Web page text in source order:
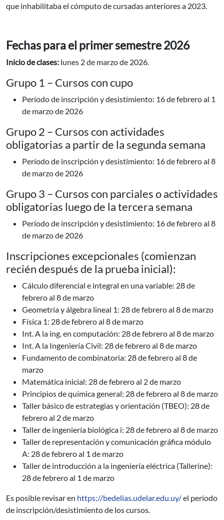
que inhabilitaba el cómputo de cursadas anteriores a 2023.
Fechas para el primer semestre 2026
Inicio de clases: lunes 2 de marzo de 2026.
Grupo 1 – Cursos con cupo
Período de inscripción y desistimiento: 16 de febrero al 1
de marzo de 2026
Grupo 2 – Cursos con actividades
obligatorias a partir de la segunda semana
Período de inscripción y desistimiento: 16 de febrero al 8
de marzo de 2026
Grupo 3 – Cursos con parciales o actividades
obligatorias luego de la tercera semana
Período de inscripción y desistimiento: 16 de febrero al 8
de marzo de 2026
Inscripciones excepcionales (comienzan
recién después de la prueba inicial):
Cálculo diferencial e integral en una variable: 28 de
febrero al 8 de marzo
Geometría y álgebra lineal 1: 28 de febrero al 8 de marzo
Física 1: 28 de febrero al 8 de marzo
Int. A la ing. en computación: 28 de febrero al 8 de marzo
Int. A la Ingeniería Civil: 28 de febrero al 8 de marzo
Fundamento de combinatoria: 28 de febrero al 8 de
marzo
Matemática inicial: 28 de febrero al 2 de marzo
Principios de química general: 28 de febrero al 8 de marzo
Taller básico de estrategias y orientación (TBEO): 28 de
febrero al 2 de marzo
Taller de ingeniería biológica i: 28 de febrero al 8 de marzo
Taller de representación y comunicación gráfica módulo
A: 28 de febrero al 1 de marzo
Taller de introducción a la ingeniería eléctrica (Tallerine):
28 de febrero al 1 de marzo
Es posible revisar en https://bedelias.udelar.edu.uy/el período
de inscripción/desistimiento de los cursos.